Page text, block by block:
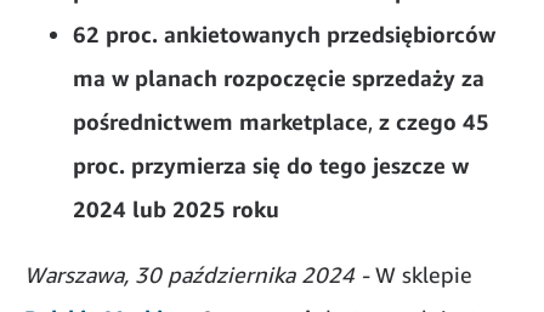
62 proc. ankietowanych przedsiębiorców
ma w planach rozpoczęcie sprzedaży za
pośrednictwem marketplace, z czego 45
proc. przymierza się do tego jeszcze w
2024 lub 2025 roku
Warszawa, 30 października 2024 -W sklepie